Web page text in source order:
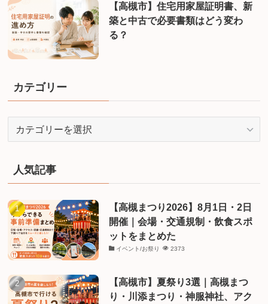
【高槻市】住宅用家屋証明書、新
築と中古で必要書類はどう変わ
る？
カテゴリー
リ
ー
人気記事
【高槻まつり2026】8月1日・2日
開催｜会場・交通規制・飲食スポ
ットをまとめた
イベント/お祭り 2373
【高槻市】夏祭り3選｜高槻まつ
り・川添まつり・神服神社、アク